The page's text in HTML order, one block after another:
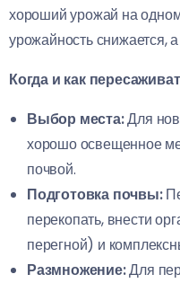
хороший урожай на
урожайность снижается,
Когда и как
Выбор места:Для
хорошо освещенное
почвой.
Подготовка почвы:
перекопать, внести
перегной) и
Размножение:Для